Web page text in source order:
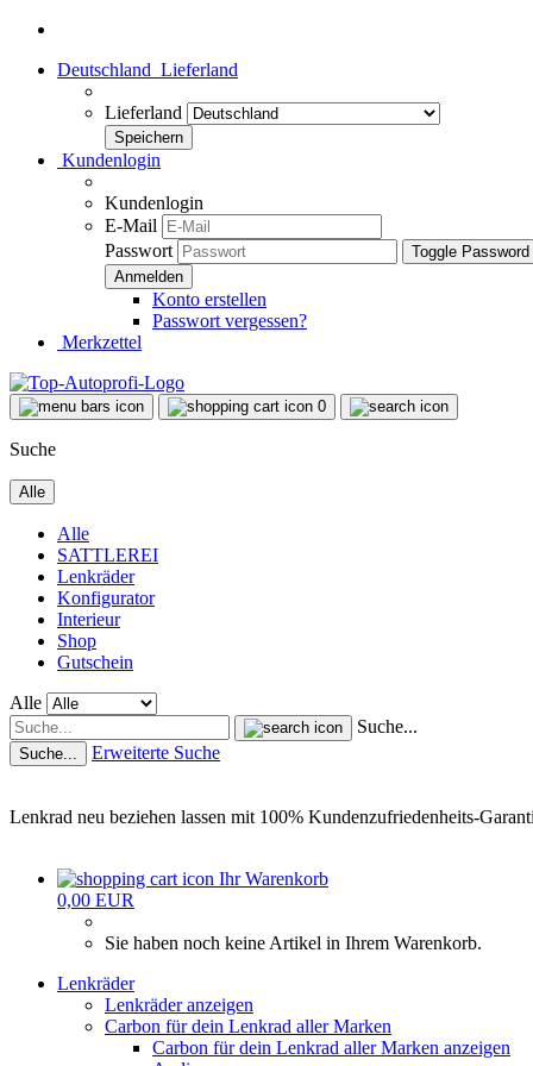
Deutschland Lieferland
Lieferland
Kundenlogin
Kundenlogin
E-Mail
Passwort
Toggle
Konto erstellen
Passwort vergessen?
Merkzettel
0
Suche
Alle
Alle
SATTLEREI
Lenkräder
Konfigurator
Interieur
Shop
Gutschein
Alle
Suche...
Suche... Erweiterte Suche
Lenkrad neu beziehen lassen mit 100% Kundenzufriedenheits-
Ihr Warenkorb
0,00 EUR
Sie haben noch keine Artikel in Ihrem Warenkorb.
Lenkräder
Lenkräder anzeigen
Carbon für dein Lenkrad aller Marken
Carbon für dein Lenkrad aller Marken anzeigen